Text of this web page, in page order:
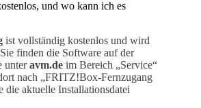
und wo kann ich es
ist vollständig kostenlos und wird
finden die Software auf der
unteravm.de im Bereich „Service“
nach „FRITZ!Box-Fernzugang
die aktuelle Installationsdatei